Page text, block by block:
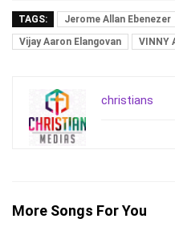
TAGS: Jerome Allan Ebenezer
Vijay Aaron Elangovan
VINNY
christians
More Songs For You